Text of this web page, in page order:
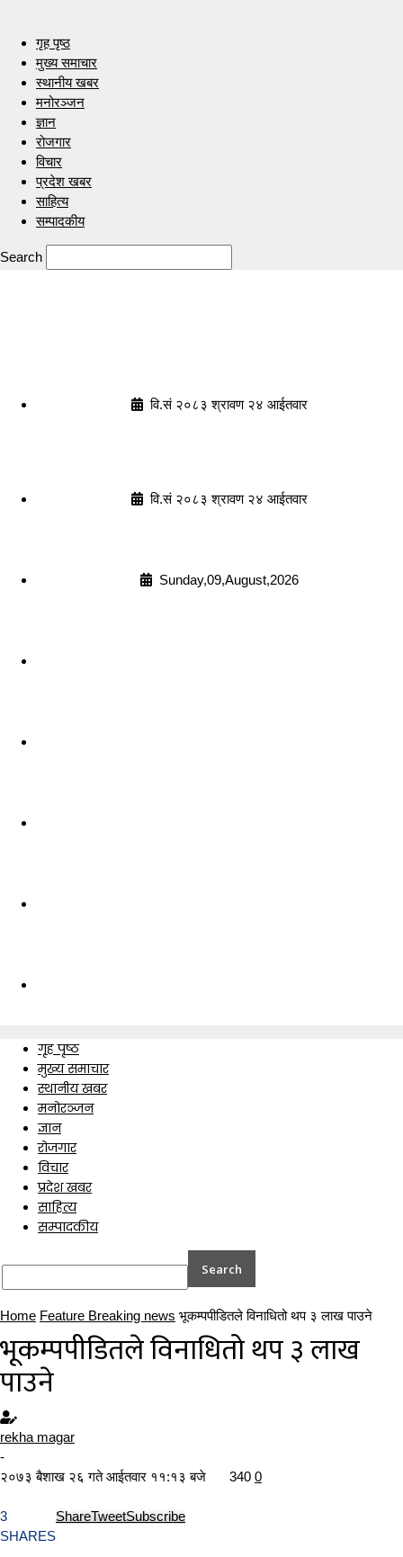
गृह पृष्ठ
मुख्य समाचार
स्थानीय खबर
मनोरञ्जन
ज्ञान
रोजगार
विचार
प्रदेश खबर
साहित्य
सम्पादकीय
Search
वि.सं २०८३ श्रावण २४ आईतवार
वि.सं २०८३ श्रावण २४ आईतवार
Sunday,09,August,2026
गृह पृष्ठ
मुख्य समाचार
स्थानीय खबर
मनोरञ्जन
ज्ञान
रोजगार
विचार
प्रदेश खबर
साहित्य
सम्पादकीय
Home Feature Breaking news भूकम्पपीडितले विनाधितो थप ३ लाख पाउने
भूकम्पपीडितले विनाधितो थप ३ लाख
पाउने
rekha magar
-
२०७३ बैशाख २६ गते आईतवार ११:१३ बजे
340 0
3
SHARES
ShareTweetSubscribe